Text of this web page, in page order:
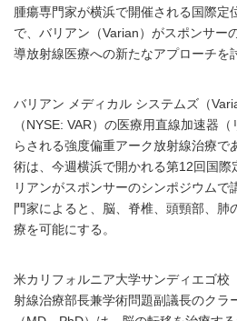
腫瘍専門家が横浜で開催される国際定
で、バリアン（Varian）がスポンサー
導放射線医療への新たなアプローチを
バリアン メディカル システムズ（
（NYSE: VAR）の医療用直線加速器
らされる強度偏重アーク放射線治療で
術は、今週横浜で開かれる第12回国
リアンがスポンサーのシンポジウムで
門家によると、脳、脊椎、頭頸部、肺
療を可能にする。
米カリフォルニア大学サンディエゴ校
射線治療部長兼学術問題副議長のクラ